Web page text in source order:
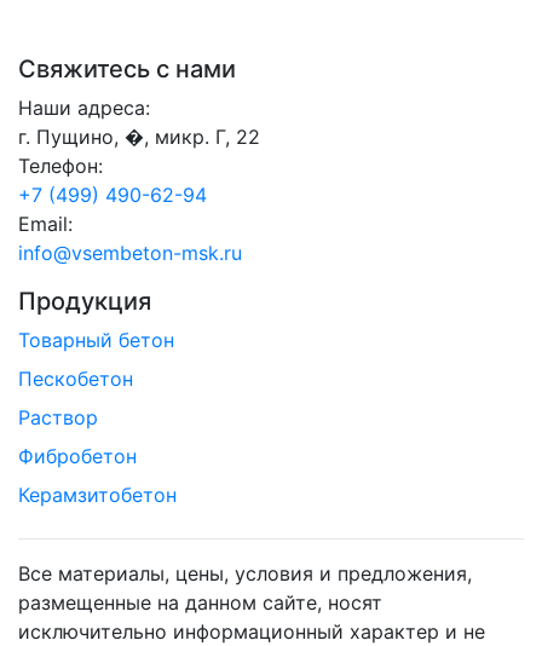
Свяжитесь с нами
Наши адреса:
г. Пущино, �, микр. Г, 22
Телефон:
+7 (499) 490-62-94
Email:
info@vsembeton-msk.ru
Продукция
Товарный бетон
Пескобетон
Раствор
Фибробетон
Керамзитобетон
Все материалы, цены, условия и предложения,
размещенные на данном сайте, носят
исключительно информационный характер и не